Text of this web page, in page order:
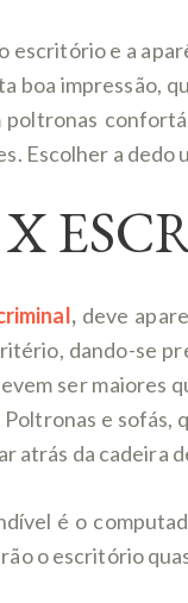
escritório e a
boa impressão,
Escolher a
,deve
dando-se
ser maiores
e
atrás da cadeira
é o
o escritório